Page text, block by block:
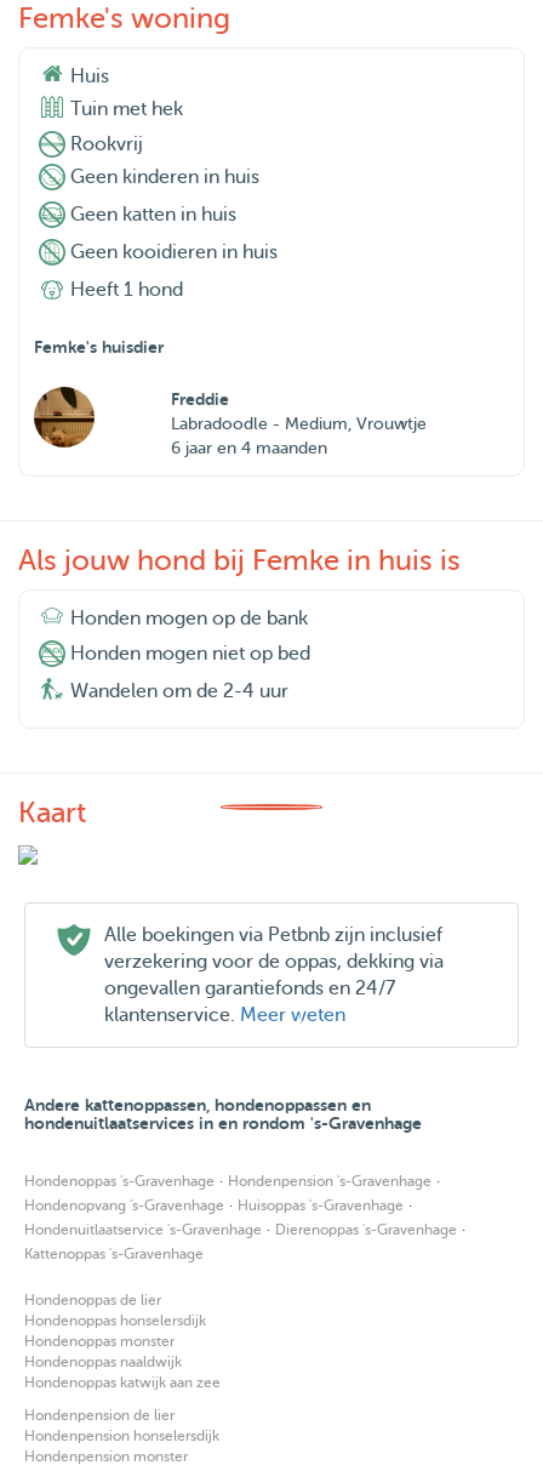
Femke's woning
Huis
Tuin met hek
Rookvrij
Geen kinderen in huis
Geen katten in huis
Geen kooidieren in huis
Heeft 1 hond
Femke's huisdier
Freddie
Labradoodle - Medium, Vrouwtje
6 jaar en 4 maanden
Als jouw hond bij Femke in huis is
Honden mogen op de bank
Honden mogen niet op bed
Wandelen om de 2-4 uur
Kaart
Alle boekingen via Petbnb zijn inclusief
verzekering voor de oppas, dekking via
ongevallen garantiefonds en 24/7
klantenservice. Meer weten
Andere kattenoppassen, hondenoppassen en
hondenuitlaatservices in en rondom 's-Gravenhage
Hondenoppas 's-Gravenhage · Hondenpension 's-Gravenhage ·
Hondenopvang 's-Gravenhage · Huisoppas 's-Gravenhage ·
Hondenuitlaatservice 's-Gravenhage · Dierenoppas 's-Gravenhage ·
Kattenoppas 's-Gravenhage
Hondenoppas de lier
Hondenoppas honselersdijk
Hondenoppas monster
Hondenoppas naaldwijk
Hondenoppas katwijk aan zee
Hondenpension de lier
Hondenpension honselersdijk
Hondenpension monster